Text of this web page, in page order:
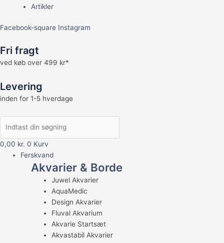
Artikler
Facebook-square Instagram
Fri fragt
ved køb over 499 kr*
Levering
inden for 1-5 hverdage
0,00 kr. 0 Kurv
Ferskvand
Akvarier & Borde
Juwel Akvarier
AquaMedic
Design Akvarier
Fluval Akvarium
Akvarie Startsæt
Akvastabil Akvarier